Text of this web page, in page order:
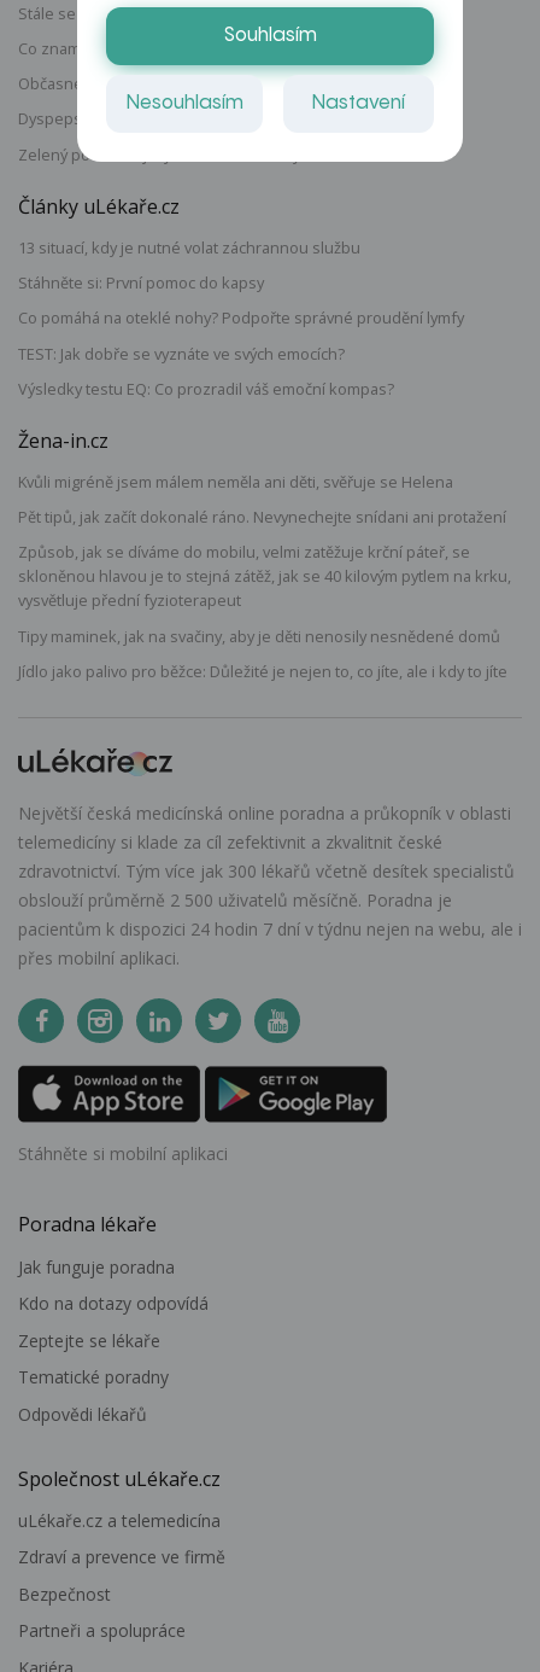
Stále se zvětšující bradavka
Co znamená nehomogenní struktura jater?
Občasné píchnutí pod žebry
Dyspepsie: Větry i při malé námaze, nepravidelná stolice
Zelený povlak na jazyku - co to může být?
Články uLékaře.cz
13 situací, kdy je nutné volat záchrannou službu
Stáhněte si: První pomoc do kapsy
Co pomáhá na oteklé nohy? Podpořte správné proudění lymfy
TEST: Jak dobře se vyznáte ve svých emocích?
Výsledky testu EQ: Co prozradil váš emoční kompas?
Žena-in.cz
Kvůli migréně jsem málem neměla ani děti, svěřuje se Helena
Pět tipů, jak začít dokonalé ráno. Nevynechejte snídani ani protažení
Způsob, jak se díváme do mobilu, velmi zatěžuje krční páteř, se
skloněnou hlavou je to stejná zátěž, jak se 40 kilovým pytlem na krku,
vysvětluje přední fyzioterapeut
Tipy maminek, jak na svačiny, aby je děti nenosily nesnědené domů
Jídlo jako palivo pro běžce: Důležité je nejen to, co jíte, ale i kdy to jíte
Největší česká medicínská online poradna a průkopník v oblasti
telemedicíny si klade za cíl zefektivnit a zkvalitnit české
zdravotnictví. Tým více jak 300 lékařů včetně desítek specialistů
obslouží průměrně 2 500 uživatelů měsíčně. Poradna je
pacientům k dispozici 24 hodin 7 dní v týdnu nejen na webu, ale i
přes mobilní aplikaci.
Stáhněte si mobilní aplikaci
Poradna lékaře
Jak funguje poradna
Kdo na dotazy odpovídá
Zeptejte se lékaře
Tematické poradny
Odpovědi lékařů
Společnost uLékaře.cz
uLékaře.cz a telemedicína
Zdraví a prevence ve firmě
Bezpečnost
Partneři a spolupráce
Souhlasím
Nesouhlasím Nastavení